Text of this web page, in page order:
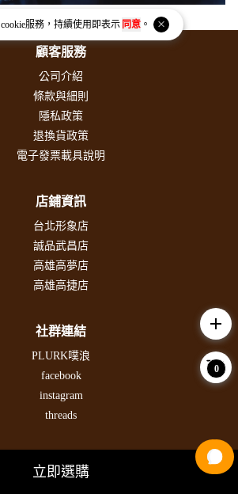
cookie服務，持續使用即表示 同意。
立即選購
顧客服務
公司介紹
條款與細則
隱私政策
退換貨政策
電子發票載具說明
店鋪資訊
台北形象店
誠品武昌店
高雄高夢店
高雄高捷店
社群連結
PLURK噗浪
facebook
instagram
threads
add
0